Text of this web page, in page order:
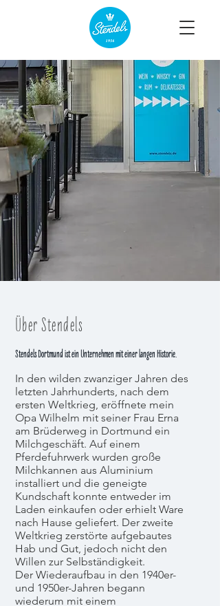
Über Stendels
Stendels Dortmund ist ein Unternehmen mit einer langen Historie.
In den wilden zwanziger Jahren des
letzten Jahrhunderts, nach dem
ersten Weltkrieg, eröffnete mein
Opa Wilhelm mit seiner Frau Erna
am Brüderweg in Dortmund ein
Milchgeschäft. Auf einem
Pferdefuhrwerk wurden große
Milchkannen aus Aluminium
installiert und die geneigte
Kundschaft konnte entweder im
Laden einkaufen oder erhielt Ware
nach Hause geliefert. Der zweite
Weltkrieg zerstörte aufgebautes
Hab und Gut, jedoch nicht den
Willen zur Selbständigkeit.
Der Wiederaufbau in den 1940er-
und 1950er-Jahren begann
wiederum mit einem